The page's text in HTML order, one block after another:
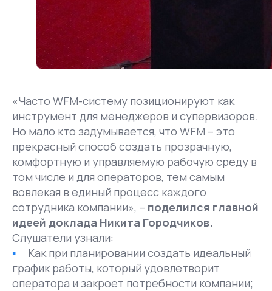
«Часто WFM-систему позиционируют как
инструмент для менеджеров и супервизоров.
Но мало кто задумывается, что WFM – это
прекрасный способ создать прозрачную,
комфортную и управляемую рабочую среду в
том числе и для операторов, тем самым
вовлекая в единый процесс каждого
сотрудника компании», – поделился главной
идеей доклада Никита Городчиков.
Слушатели узнали:
Как при планировании создать идеальный
график работы, который удовлетворит
оператора и закроет потребности компании;